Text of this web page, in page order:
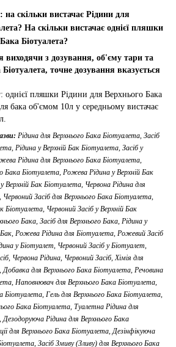
скільки вистачає Рідини для
На скільки вистачає однієї пляшки
Біотуалета?
виходячи з дозування, об'єму тари та
точне дозування вказується
однієї пляшки Рідини для Верхнього Бака
бака об'ємом 10л у середньому вистачає
Рідина для Верхнього Бака Біотуалета, Засіб
Рідина у Верхній Бак Біотуалета, Засіб у
Рідина для Верхнього Бака Біотуалета,
Бака Біотуалета, Рожева Рідина у Верхній Бак
Верхній Бак Біотуалета, Червона Рідина для
Засіб для Верхнього Бака Біотуалета,
Біотуалета, Червоний Засіб у Верхній Бак
Бака, Засіб для Верхнього Бака, Рідина у
Бак, Рожева Рідина для Біотуалета, Рожевий Засіб
у Біотуалет, Червоний Засіб у Біотуалет,
Червона Рідина, Червоний Засіб, Хімія для
Добавка для Верхнього Бака Біотуалета, Речовина
Наповнювач для Верхнього Бака Біотуалета,
Біотуалета, Гель для Верхнього Бака Біотуалета,
Бака Біотуалета, Туалетна Рідина для
Рідина для Верхнього Бака
для Верхнього Бака Біотуалета, Дезінфікуюча
Засіб Змиву (Зливу) для Верхнього Бака